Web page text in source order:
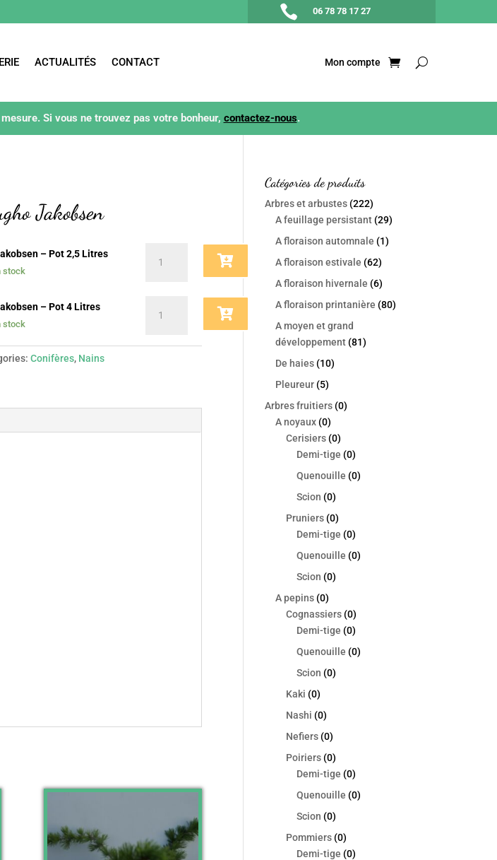
 06 78 78 17 27
ACTUALITÉS CONTACT Mon compte
Si vous ne trouvez pas votre bonheur, contactez-nous.
Jakobsen
– Pot 2,5 Litres
stock
mugho
– Pot 4 Litres
stock
mugho
Conifères, Nains
Catégories de produits
Arbres et arbustes(222)
A feuillage persistant(29)
A floraison automnale (1)
A floraison estivale (62)
A floraison hivernale (6)
A floraison printanière (80)
A moyen et grand
développement(81)
De haies(10)
Pleureur(5)
Arbres fruitiers(0)
A noyaux(0)
Cerisiers(0)
Demi-tige (0)
Quenouille (0)
Scion (0)
Pruniers(0)
Demi-tige (0)
Quenouille (0)
Scion (0)
A pepins(0)
Cognassiers(0)
Demi-tige (0)
Quenouille (0)
Scion (0)
Kaki (0)
Nashi (0)
Nefiers(0)
Poiriers(0)
Demi-tige (0)
Quenouille (0)
Scion (0)
Pommiers(0)
Demi-tige (0)